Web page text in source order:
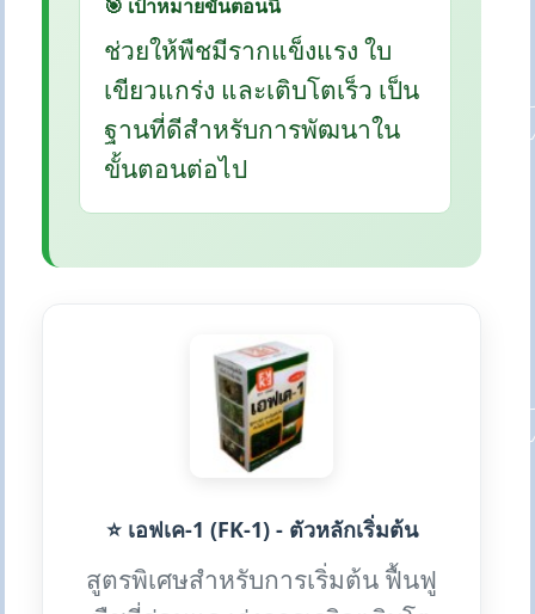
🎯 เป้าหมายขั้นตอนนี้
ช่วยให้พืชมีรากแข็งแรง ใบ
เขียวแกร่ง และเติบโตเร็ว เป็น
ฐานที่ดีสำหรับการพัฒนาใน
ขั้นตอนต่อไป
⭐ เอฟเค-1 (FK-1) - ตัวหลักเริ่มต้น
สูตรพิเศษสำหรับการเริ่มต้น ฟื้นฟู